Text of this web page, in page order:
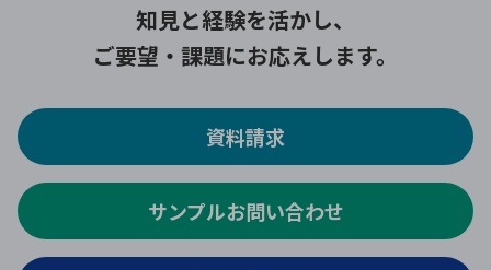
知見と経験を活かし、
ご要望・課題にお応えします。
資料請求
サンプルお問い合わせ